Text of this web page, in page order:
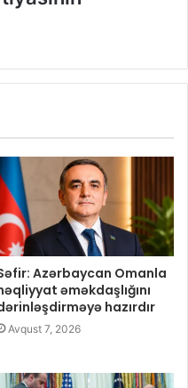
Azərbaycan Omanla
əməkdaşlığını
hazırdır
Avqust 7, 2026